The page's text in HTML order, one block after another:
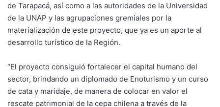
de Tarapacá, así como a las autoridades de la Universidad
de la UNAP y las agrupaciones gremiales por la
materialización de este proyecto, que ya es un aporte al
desarrollo turístico de la Región.
“El proyecto consiguió fortalecer el capital humano del
sector, brindando un diplomado de Enoturismo y un curso
de cata y maridaje, de manera de colocar en valor el
rescate patrimonial de la cepa chilena a través de la